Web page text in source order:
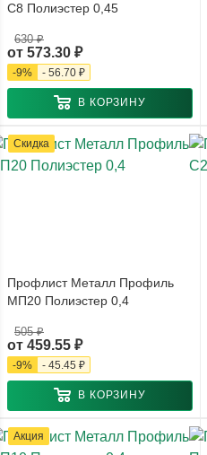
С8 Полиэстер 0,45
от 573.30 ₽
630 ₽
-9% - 56.70 ₽
В КОРЗИНУ
Скидка
Профлист Металл Профиль
МП20 Полиэстер 0,4
от 459.55 ₽
505 ₽
-9% - 45.45 ₽
В КОРЗИНУ
Акция